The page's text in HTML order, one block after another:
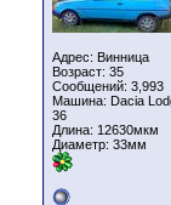
Адрес: Винница
Возраст: 35
Сообщений: 3,993
Машина: Dacia
36
Длина: 12630мкм
Диаметр: 33мм